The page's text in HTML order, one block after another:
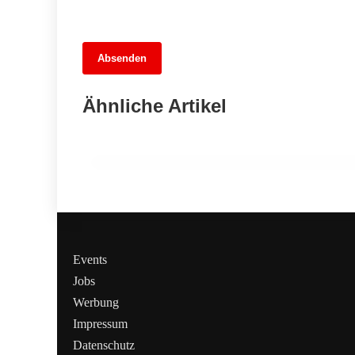
Absenden
Ähnliche Artikel
Tina das Schaf: Das tierische Orakel
für das WM-Spiel Deutschland gegen
Events
Jobs
Werbung
Impressum
Datenschutz